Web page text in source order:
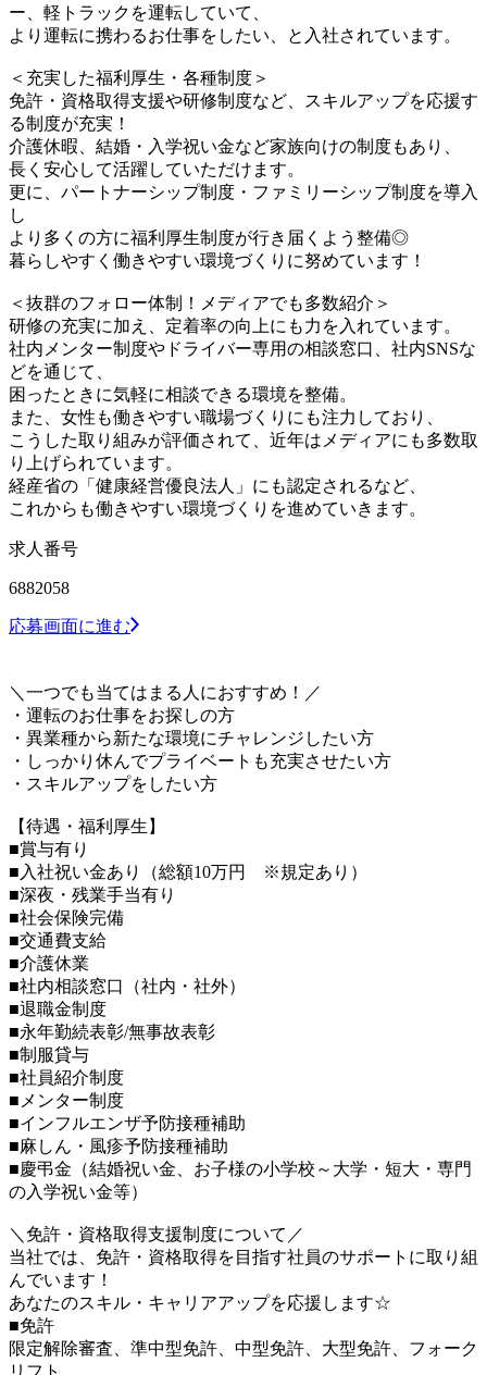
ー、軽トラックを運転していて、
より運転に携わるお仕事をしたい、と入社されています。
＜充実した福利厚生・各種制度＞
免許・資格取得支援や研修制度など、スキルアップを応援す
る制度が充実！
介護休暇、結婚・入学祝い金など家族向けの制度もあり、
長く安心して活躍していただけます。
更に、パートナーシップ制度・ファミリーシップ制度を導入
し
より多くの方に福利厚生制度が行き届くよう整備◎
暮らしやすく働きやすい環境づくりに努めています！
＜抜群のフォロー体制！メディアでも多数紹介＞
研修の充実に加え、定着率の向上にも力を入れています。
社内メンター制度やドライバー専用の相談窓口、社内SNSな
どを通じて、
困ったときに気軽に相談できる環境を整備。
また、女性も働きやすい職場づくりにも注力しており、
こうした取り組みが評価されて、近年はメディアにも多数取
り上げられています。
経産省の「健康経営優良法人」にも認定されるなど、
これからも働きやすい環境づくりを進めていきます。
求人番号
6882058
応募画面に進む
＼一つでも当てはまる人におすすめ！／
・運転のお仕事をお探しの方
・異業種から新たな環境にチャレンジしたい方
・しっかり休んでプライベートも充実させたい方
・スキルアップをしたい方
【待遇・福利厚生】
■賞与有り
■入社祝い金あり（総額10万円 ※規定あり）
■深夜・残業手当有り
■社会保険完備
■交通費支給
■介護休業
■社内相談窓口（社内・社外）
■退職金制度
■永年勤続表彰/無事故表彰
■制服貸与
■社員紹介制度
■メンター制度
■インフルエンザ予防接種補助
■麻しん・風疹予防接種補助
■慶弔金（結婚祝い金、お子様の小学校～大学・短大・専門
の入学祝い金等）
＼免許・資格取得支援制度について／
当社では、免許・資格取得を目指す社員のサポートに取り組
んでいます！
あなたのスキル・キャリアアップを応援します☆
■免許
限定解除審査、準中型免許、中型免許、大型免許、フォーク
リフト